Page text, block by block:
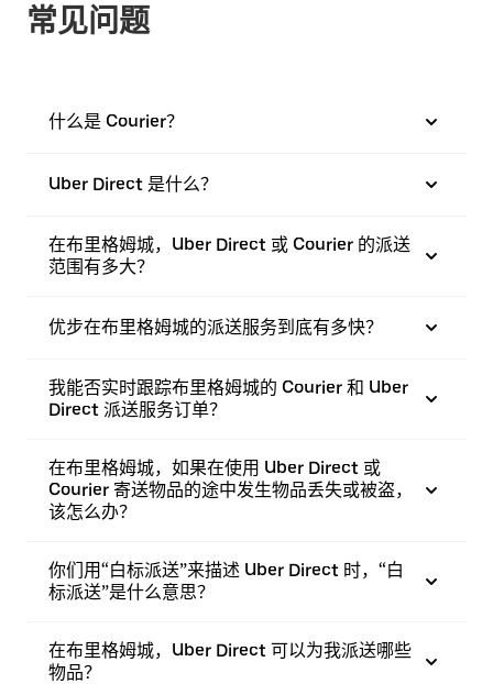
常见问题
什么是 Courier？
Uber Direct 是什么？
在布里格姆城，Uber Direct 或 Courier 的派送
范围有多大？
优步在布里格姆城的派送服务到底有多快？
我能否实时跟踪布里格姆城的 Courier 和 Uber
Direct 派送服务订单？
在布里格姆城，如果在使用 Uber Direct 或
Courier 寄送物品的途中发生物品丢失或被盗，
该怎么办？
你们用“白标派送”来描述 Uber Direct 时，“白
标派送”是什么意思？
在布里格姆城，Uber Direct 可以为我派送哪些
物品？